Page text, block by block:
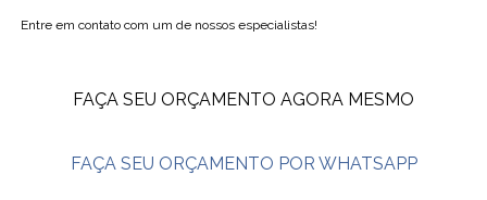
Entre em contato com um de nossos especialistas!
FAÇA SEU ORÇAMENTO AGORA MESMO
FAÇA SEU ORÇAMENTO POR WHATSAPP